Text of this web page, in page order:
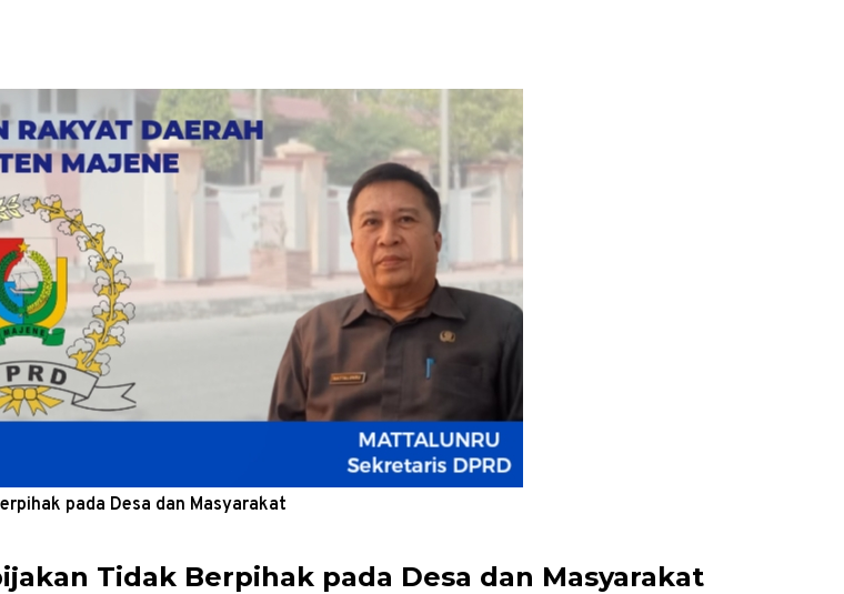
pada Desa dan Masyarakat
Tidak Berpihak pada Desa dan Masyarakat